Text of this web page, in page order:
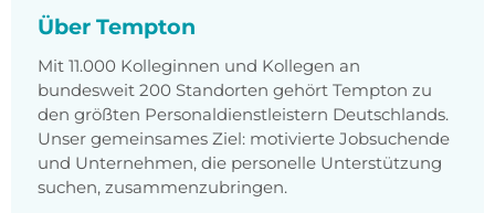
Über Tempton
Mit 11.000 Kolleginnen und Kollegen an
bundesweit 200 Standorten gehört Tempton zu
den größten Personaldienstleistern Deutschlands.
Unser gemeinsames Ziel: motivierte Jobsuchende
und Unternehmen, die personelle Unterstützung
suchen, zusammenzubringen.